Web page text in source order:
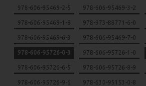
978-606-95469-2-5 978-606-95469-3-2
978-606-95469-1-8 978-973-88771-6-0
978-606-95469-6-3 978-606-95469-7-0
978-606-95726-0-3 978-606-95726-1-0
978-606-95726-6-5 978-606-95726-8-9
978-606-95726-9-6 978-630-95153-0-8